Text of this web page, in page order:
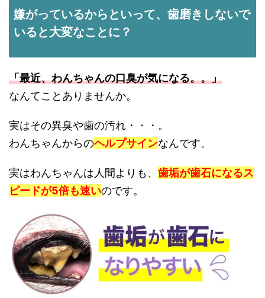
嫌がっているからといって、歯磨きしないで
いると大変なことに？
「最近、わんちゃんの口臭が気になる。。」
なんてことありませんか。
実はその異臭や歯の汚れ・・・。
わんちゃんからのヘルプサインなんです。
実はわんちゃんは人間よりも、 歯垢が歯石になるス
ピードが5倍も速いのです。